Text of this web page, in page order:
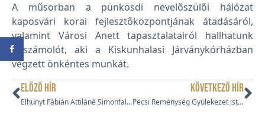
A műsorban a pünkösdi nevelőszülői hálózat
kaposvári korai fejlesztőközpontjának átadásáról,
valamint Városi Anett tapasztalatairól hallhatunk
beszámolót, aki a Kiskunhalasi Járványkórházban
végzett önkéntes munkát.
ELŐZŐ HÍR
Elhunyt Fábián Attiláné Simonfalvi Erzsébet, egyházunk korábbi elnökének felesége
KÖVETKEZŐ HÍR
Pécsi Reménység Gyülekezet istentisztelete